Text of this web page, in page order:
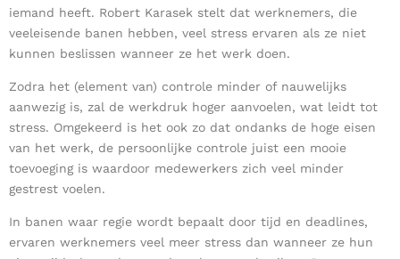
iemand heeft. Robert Karasek stelt dat werknemers, die
veeleisende banen hebben, veel stress ervaren als ze niet
kunnen beslissen wanneer ze het werk doen.
Zodra het (element van) controle minder of nauwelijks
aanwezig is, zal de werkdruk hoger aanvoelen, wat leidt tot
stress. Omgekeerd is het ook zo dat ondanks de hoge eisen
van het werk, de persoonlijke controle juist een mooie
toevoeging is waardoor medewerkers zich veel minder
gestrest voelen.
In banen waar regie wordt bepaalt door tijd en deadlines,
ervaren werknemers veel meer stress dan wanneer ze hun